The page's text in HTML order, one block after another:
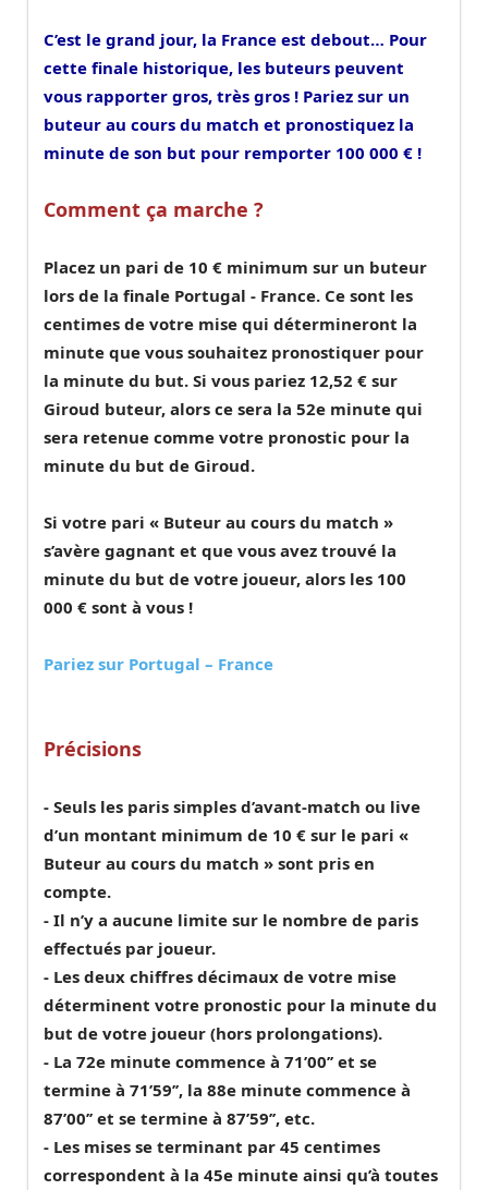
C’est le grand jour, la France est debout… Pour
cette finale historique, les buteurs peuvent
vous rapporter gros, très gros ! Pariez sur un
buteur au cours du match et pronostiquez la
minute de son but pour remporter 100 000 € !
Comment ça marche ?
Placez un pari de 10 € minimum sur un buteur
lors de la finale Portugal - France. Ce sont les
centimes de votre mise qui détermineront la
minute que vous souhaitez pronostiquer pour
la minute du but. Si vous pariez 12,52 € sur
Giroud buteur, alors ce sera la 52e minute qui
sera retenue comme votre pronostic pour la
minute du but de Giroud.
Si votre pari « Buteur au cours du match »
s’avère gagnant et que vous avez trouvé la
minute du but de votre joueur, alors les 100
000 € sont à vous !
Pariez sur Portugal – France
Précisions
- Seuls les paris simples d’avant-match ou live
d’un montant minimum de 10 € sur le pari «
Buteur au cours du match » sont pris en
compte.
- Il n’y a aucune limite sur le nombre de paris
effectués par joueur.
- Les deux chiffres décimaux de votre mise
déterminent votre pronostic pour la minute du
but de votre joueur (hors prolongations).
- La 72e minute commence à 71’00’’ et se
termine à 71’59’’, la 88e minute commence à
87’00’’ et se termine à 87’59’’, etc.
- Les mises se terminant par 45 centimes
correspondent à la 45e minute ainsi qu’à toutes